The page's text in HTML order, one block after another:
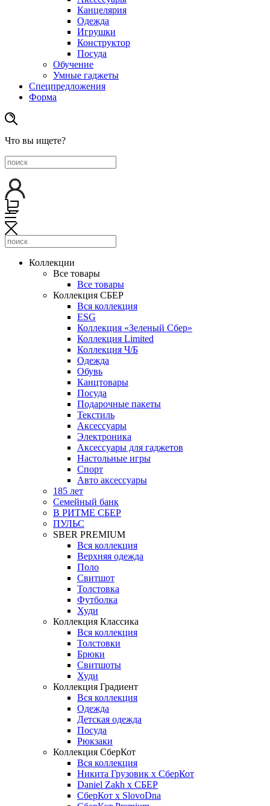
Канцелярия
Одежда
Игрушки
Конструктор
Посуда
Обучение
Умные гаджеты
Спецпредложения
Форма
Что вы ищете?
Коллекции
Все товары
Все товары
Коллекция СБЕР
Вся коллекция
ESG
Коллекция «Зеленый Сбер»
Коллекция Limited
Коллекция Ч/Б
Одежда
Обувь
Канцтовары
Посуда
Подарочные пакеты
Текстиль
Аксессуары
Электроника
Аксессуары для гаджетов
Настольные игры
Спорт
Авто аксессуары
185 лет
Семейный банк
В РИТМЕ СБЕР
ПУЛЬС
SBER PREMIUM
Вся коллекция
Верхняя одежда
Поло
Свитшот
Толстовка
Футболка
Худи
Коллекция Классика
Вся коллекция
Толстовки
Брюки
Свитшоты
Худи
Коллекция Градиент
Вся коллекция
Одежда
Детская одежда
Посуда
Рюкзаки
Коллекция СберКот
Вся коллекция
Никита Грузовик х СберКот
Daniel Zakh x СБЕР
СберКот x SlovoDna